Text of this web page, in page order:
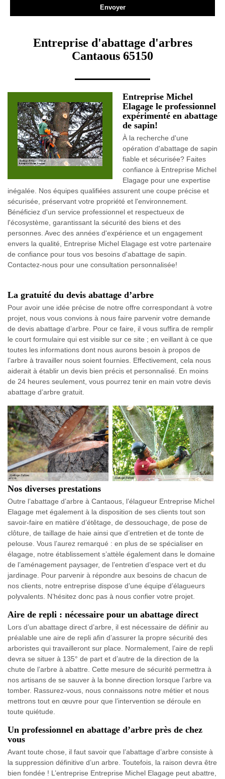
Entreprise d'abattage d'arbres
Cantaous 65150
Entreprise Michel
Elagage le professionnel
expérimenté en abattage
de sapin!
À la recherche d'une
opération d'abattage de sapin
fiable et sécurisée? Faites
confiance à Entreprise Michel
Elagage pour une expertise
inégalée. Nos équipes qualifiées assurent une coupe précise et
sécurisée, préservant votre propriété et l'environnement.
Bénéficiez d'un service professionnel et respectueux de
l'écosystème, garantissant la sécurité des biens et des
personnes. Avec des années d'expérience et un engagement
envers la qualité, Entreprise Michel Elagage est votre partenaire
de confiance pour tous vos besoins d'abattage de sapin.
Contactez-nous pour une consultation personnalisée!
La gratuité du devis abattage d’arbre
Pour avoir une idée précise de notre offre correspondant à votre
projet, nous vous convions à nous faire parvenir votre demande
de devis abattage d’arbre. Pour ce faire, il vous suffira de remplir
le court formulaire qui est visible sur ce site ; en veillant à ce que
toutes les informations dont nous aurons besoin à propos de
l’arbre à travailler nous soient fournies. Effectivement, cela nous
aiderait à établir un devis bien précis et personnalisé. En moins
de 24 heures seulement, vous pourrez tenir en main votre devis
abattage d’arbre gratuit.
Nos diverses prestations
Outre l’abattage d’arbre à Cantaous, l’élagueur Entreprise Michel
Elagage met également à la disposition de ses clients tout son
savoir-faire en matière d’étêtage, de dessouchage, de pose de
clôture, de taillage de haie ainsi que d’entretien et de tonte de
pelouse. Vous l’aurez remarqué : en plus de se spécialiser en
élagage, notre établissement s’attèle également dans le domaine
de l’aménagement paysager, de l’entretien d’espace vert et du
jardinage. Pour parvenir à répondre aux besoins de chacun de
nos clients, notre entreprise dispose d’une équipe d’élagueurs
polyvalents. N’hésitez donc pas à nous confier votre projet.
Aire de repli : nécessaire pour un abattage direct
Lors d’un abattage direct d’arbre, il est nécessaire de définir au
préalable une aire de repli afin d’assurer la propre sécurité des
arboristes qui travailleront sur place. Normalement, l’aire de repli
devra se situer à 135° de part et d’autre de la direction de la
chute de l’arbre à abattre. Cette mesure de sécurité permettra à
nos artisans de se sauver à la bonne direction lorsque l’arbre va
tomber. Rassurez-vous, nous connaissons notre métier et nous
mettrons tout en œuvre pour que l’intervention se déroule en
toute quiétude.
Un professionnel en abattage d’arbre près de chez
vous
Avant toute chose, il faut savoir que l’abattage d’arbre consiste à
la suppression définitive d’un arbre. Toutefois, la raison devra être
bien fondée ! L’entreprise Entreprise Michel Elagage peut abattre,